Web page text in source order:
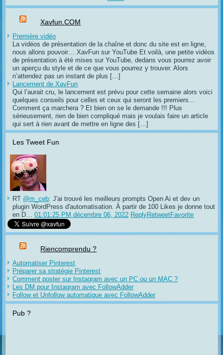
Xavfun.COM
Première vidéo
La vidéos de présentation de la chaîne et donc du site est en ligne,
nous allons pouvoir… XavFun sur YouTube Et voilà, une petite vidéos
de présentation à été mises sur YouTube, dedans vous pourrez avoir
un aperçu du style et de ce que vous pourrez y trouver. Alors
n’attendez pas un instant de plus […]
Lancement de XavFun
Qui l’aurait cru, le lancement est prévu pour cette semaine alors voici
quelques conseils pour celles et ceux qui seront les premiers…
Comment ça marchera ? Et bien on se le demande !!! Plus
sérieusement, rien de bien compliqué mais je voulais faire un article
qui sert à rien avant de mettre en ligne des […]
Les Tweet Fun
RT @m_ceb: J'ai trouvé les meilleurs prompts Open Ai et dev un
plugin WordPress d'automatisation. À partir de 100 Likes je donne tout
en D…
01:01:25 PM décembre 06, 2022 ReplyRetweetFavorite
Riencomprendu ?
Automatiser Pinterest
Préparer sa stratégie Pinterest
Comment poster sur Instagram avec un PC ou un MAC ?
Les DM pour Instagram avec FollowAdder
Follow et Unfollow automatique avec FollowAdder
Pub ?